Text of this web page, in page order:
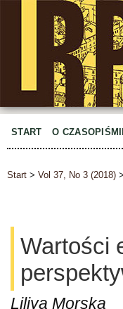
START O
Start > Vol 37, No 3 (2018) >
Wartości
Liliya Morska